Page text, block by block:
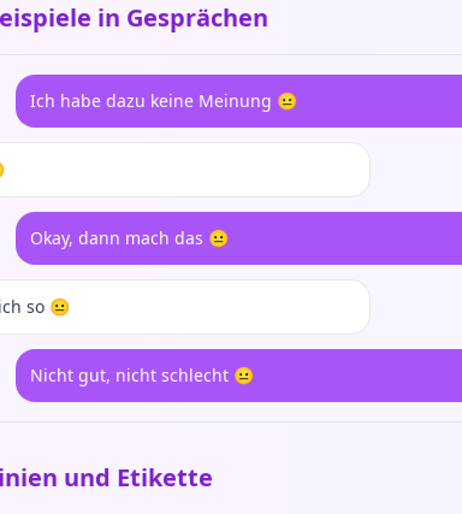
in Gesprächen
Ich habe dazu keine Meinung 😐
Okay, dann mach das 😐
so 😐
Nicht gut, nicht schlecht 😐
und Etikette